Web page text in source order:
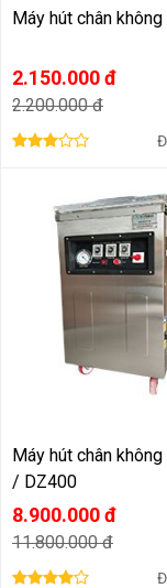
Máy hút chân
2.150.000 đ
2.200.000 đ
Máy hút chân
/ DZ400
8.900.000 đ
11.800.000 đ